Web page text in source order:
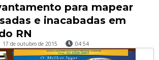
para mapear
e inacabadas em
RN
17 de outubro de 2015 04:54